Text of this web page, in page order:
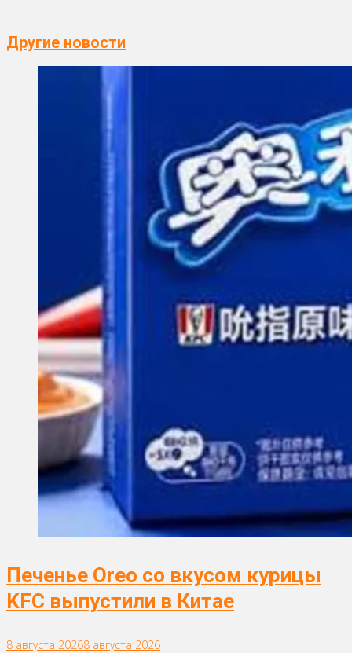
Другие новости
Печенье Oreo со вкусом курицы
KFC выпустили в Китае
8 августа 20268 августа 2026